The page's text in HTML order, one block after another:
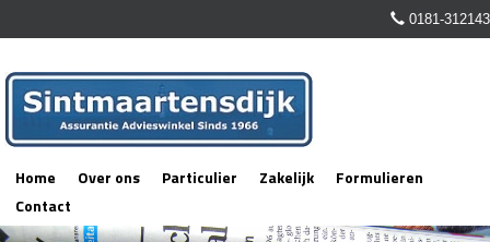
0181-312143
Home Over ons Particulier Zakelijk
Formulieren
Contact